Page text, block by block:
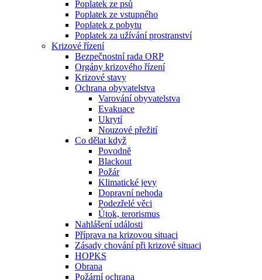
Poplatek ze psů
Poplatek ze vstupného
Poplatek z pobytu
Poplatek za užívání prostranství
Krizové řízení
Bezpečnostní rada ORP
Orgány krizového řízení
Krizové stavy
Ochrana obyvatelstva
Varování obyvatelstva
Evakuace
Ukrytí
Nouzové přežití
Co dělat když
Povodně
Blackout
Požár
Klimatické jevy
Dopravní nehoda
Podezřelé věci
Útok, terorismus
Nahlášení události
Příprava na krizovou situaci
Zásady chování při krizové situaci
HOPKS
Obrana
Požární ochrana